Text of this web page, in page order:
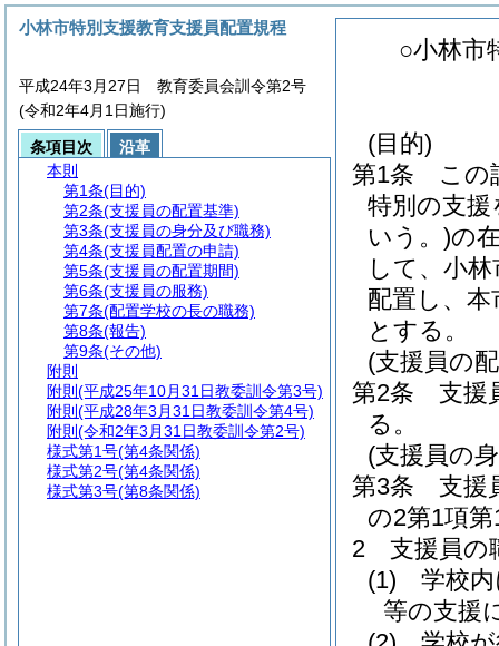
○小林市
(目的)
第1条
この
特別の支
いう。)の
して、小
配置し、
とする。
(支援員の
第2条
支援
る。
(支援員の
第3条
支援
の2第1項
2
支援員の
(1)
学校
等の支援
小林市特別支援教育支援員配置規程
平成24年3月27日 教育委員会訓令第2号
(令和2年4月1日施行)
条項目次
沿革
本則
第1条(目的)
第2条(支援員の配置基準)
第3条(支援員の身分及び職務)
第4条(支援員配置の申請)
第5条(支援員の配置期間)
第6条(支援員の服務)
第7条(配置学校の長の職務)
第8条(報告)
第9条(その他)
附則
附則 (平成25年10月31日教委訓令第3号)
附則 (平成28年3月31日教委訓令第4号)
附則 (令和2年3月31日教委訓令第2号)
様式第1号(第4条関係)
様式第2号(第4条関係)
様式第3号(第8条関係)